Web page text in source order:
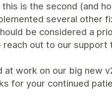
is the second (and
several other
be considered a
reach out to our
at work on our big new
for your continued